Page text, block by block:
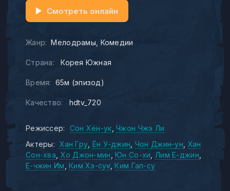
Жанр: Мелодрамы Комедии
Страна: Корея Южная
Время: 65м (эпизод)
Качество: hdtv_720
Смотреть онлайн
Режиссер: Сон Хён-ук Чжон Чжэ Ли
Актеры:
Хан Гру Ён У-джин Чон Джин-ун Хан
Сон-хва Хо Джон-мин Юн Со-хи
Лим Е-джин
Е-чжин Им Ким Хэ-сук Ким Гап-су